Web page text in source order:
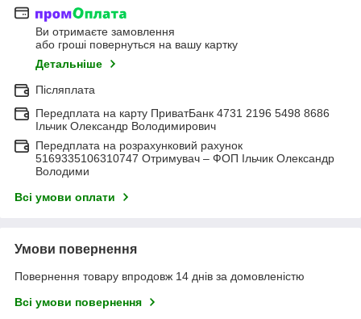
Ви отримаєте замовлення
або гроші повернуться на вашу картку
Детальніше
Післяплата
Передплата на карту ПриватБанк 4731 2196 5498 8686
Ільчик Олександр Володимирович
Передплата на розрахунковий рахунок
5169335106310747 Отримувач – ФОП Ільчик Олександр
Володими
Всі умови оплати
Умови повернення
Повернення товару впродовж 14 днів за домовленістю
Всі умови повернення